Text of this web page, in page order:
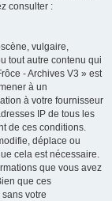
consulter :
vulgaire,
tout autre contenu qui
- Archives V3 » est
à un
à votre fournisseur
IP de tous les
de ces conditions.
déplace ou
cela est nécessaire.
que vous avez
que ces
votre